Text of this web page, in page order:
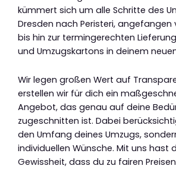
kümmert sich um alle Schritte des
Dresden nach Peristeri, angefangen
bis hin zur termingerechten
und Umzugskartons in deinem
Wir legen großen Wert auf
erstellen wir für dich ein
Angebot, das genau auf deine
zugeschnitten ist. Dabei
den Umfang deines Umzugs,
individuellen Wünsche. Mit uns hast
Gewissheit, dass du zu fairen